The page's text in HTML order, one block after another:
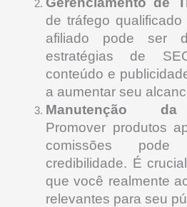
de tráfego
afiliado pode ser
estratégias de
conteúdo e
a aumentar seu
Manutenção da
Promover produtos
comissões
credibilidade. É
que você realmente
relevantes para seu